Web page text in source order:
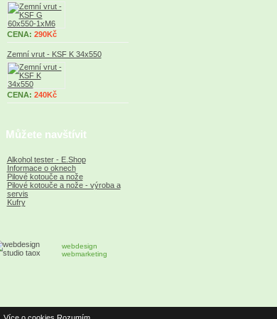
CENA: 290Kč
Zemní vrut - KSF K 34x550
CENA: 240Kč
Můžete navštívit
Alkohol tester - E.Shop
Informace o oknech
Pilové kotouče a nože
Pilové kotouče a nože - výroba a
servis
Kufry
webdesign
webmarketing